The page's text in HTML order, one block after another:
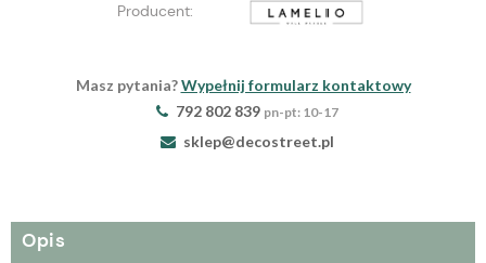
Producent:
Masz pytania?Wypełnij formularz kontaktowy
792 802 839 pn-pt: 10-17
sklep@decostreet.pl
Opis